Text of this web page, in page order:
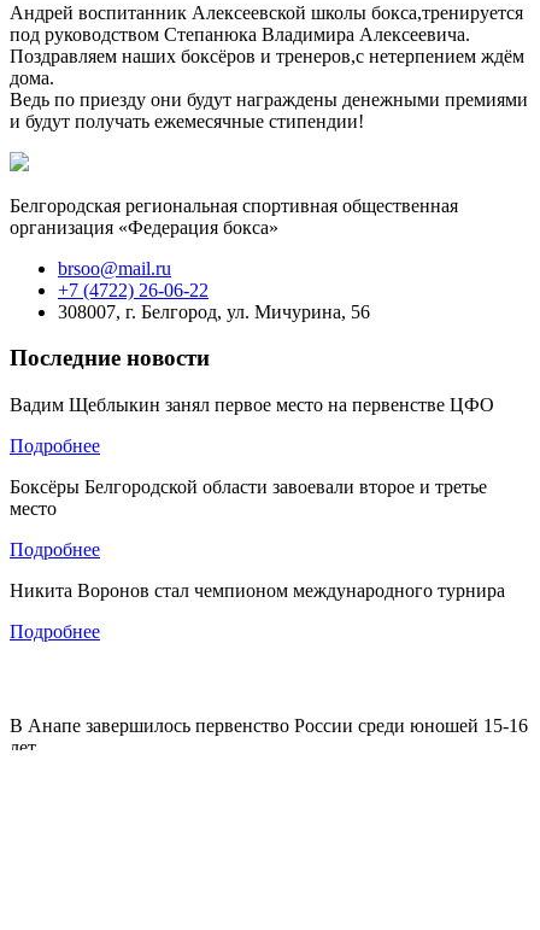
Андрей воспитанник Алексеевской школы бокса,тренируется
под руководством Степанюка Владимира Алексеевича.
Поздравляем наших боксёров и тренеров,с нетерпением ждём
дома.
Ведь по приезду они будут награждены денежными премиями
и будут получать ежемесячные стипендии!
Белгородская региональная спортивная общественная
организация «Федерация бокса»
brsoo@mail.ru
+7 (4722) 26-06-22
308007, г. Белгород, ул. Мичурина, 56
Последние новости
Вадим Щеблыкин занял первое место на первенстве ЦФО
Подробнее
Боксёры Белгородской области завоевали второе и третье
место
Подробнее
Никита Воронов стал чемпионом международного турнира
Подробнее
В Анапе завершилось первенство России среди юношей 15-16
лет.